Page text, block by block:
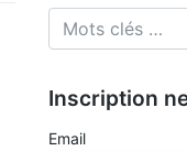
Inscription
Email